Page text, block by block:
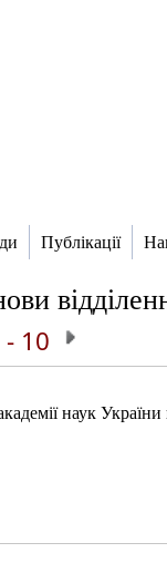
Публікації
- 10
наук